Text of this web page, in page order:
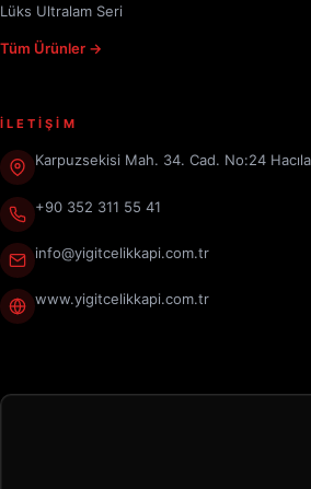
Lüks Ultralam Seri
Tüm Ürünler →
İLETİŞİM
Karpuzsekisi Mah. 34. Cad. No:24
+90 352 311 55 41
info@yigitcelikkapi.com.tr
www.yigitcelikkapi.com.tr